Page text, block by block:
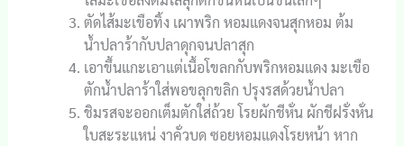
ตัดไส้มะเขือทิ้ง เผาพริก หอมแดงจนสุกหอม ต้ม
น้ำปลาร้ากับปลาดุกจนปลาสุก
เอาขึ้นแกะเอาแต่เนื้อโขลกกับพริกหอมแดง มะเขือ
ตักน้ำปลาร้าใส่พอขลุกขลิก ปรุงรสด้วยน้ำปลา
ชิมรสจะออกเต็มตักใส่ถ้วย โรยผักชีหั่น ผักชีฝรั่งหั่น
ใบสะระแหน่ งาคั่วบด ซอยหอมแดงโรยหน้า หาก